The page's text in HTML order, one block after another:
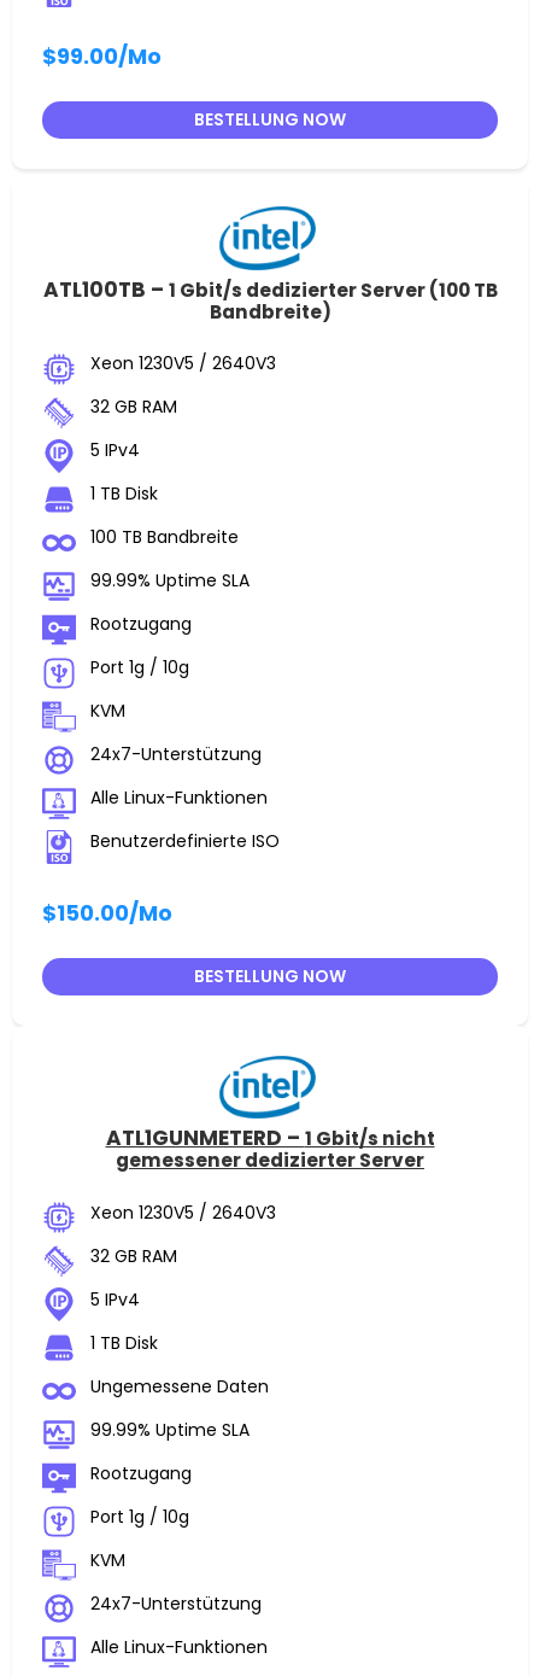
$99.00/Mo
BESTELLUNG NOW
ATL100TB – 1 Gbit/s dedizierter Server (100 TB
Bandbreite)
Xeon 1230V5 / 2640V3
32 GB RAM
5 IPv4
1 TB Disk
100 TB Bandbreite
99.99% Uptime SLA
Rootzugang
Port 1g / 10g
KVM
24x7-Unterstützung
Alle Linux-Funktionen
Benutzerdefinierte ISO
$150.00/Mo
BESTELLUNG NOW
ATL1GUNMETERD – 1 Gbit/s nicht
gemessener dedizierter Server
Xeon 1230V5 / 2640V3
32 GB RAM
5 IPv4
1 TB Disk
Ungemessene Daten
99.99% Uptime SLA
Rootzugang
Port 1g / 10g
KVM
24x7-Unterstützung
Alle Linux-Funktionen